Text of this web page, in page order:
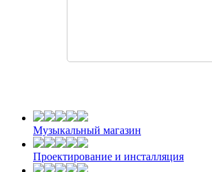
Музыкальный магазин
Проектирование и инсталляция